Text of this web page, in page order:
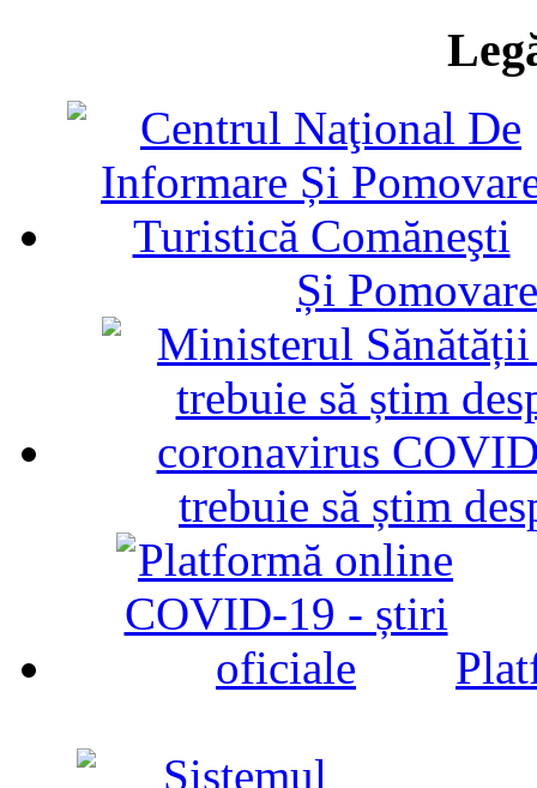
Și
trebuie să știm